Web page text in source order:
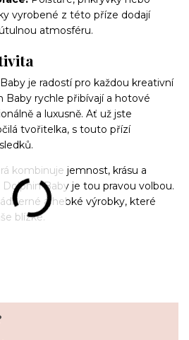
vyrobené z této příze dodají
atmosféru.
je radostí pro každou kreativní
Baby rychle přibívají a hotové
a luxusně. Ať už jste
tvořitelka, s touto přízí
kombinuje jemnost, krásu a
Baby je tou pravou volbou.
a hebké výrobky, které
blízké.